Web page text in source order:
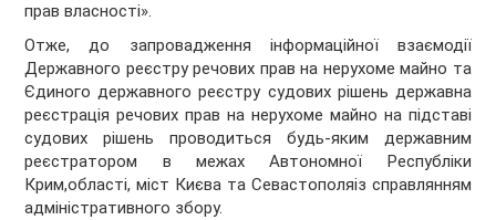
прав власності».
Отже, до запровадження інформаційної взаємодії
Державного реєстру речових прав на нерухоме майно та
Єдиного державного реєстру судових рішень державна
реєстрація речових прав на нерухоме майно на підставі
судових рішень проводиться будь-яким державним
реєстратором в межах Автономної Республіки
Крим,області, міст Києва та Севастополяіз справлянням
адміністративного збору.